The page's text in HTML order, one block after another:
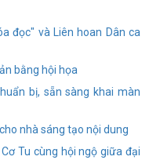
đọc" và Liên hoan Dân ca
bằng hội họa
bị, sẵn sàng khai màn
nhà sáng tạo nội dung
Tu cùng hội ngộ giữa đại